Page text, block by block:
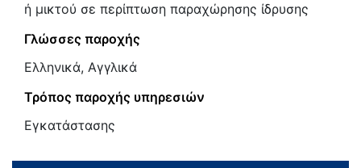
ή μικτού σε περίπτωση παραχώρησης ίδρυσης
Γλώσσες παροχής
Ελληνικά, Αγγλικά
Τρόπος παροχής υπηρεσιών
Εγκατάστασης